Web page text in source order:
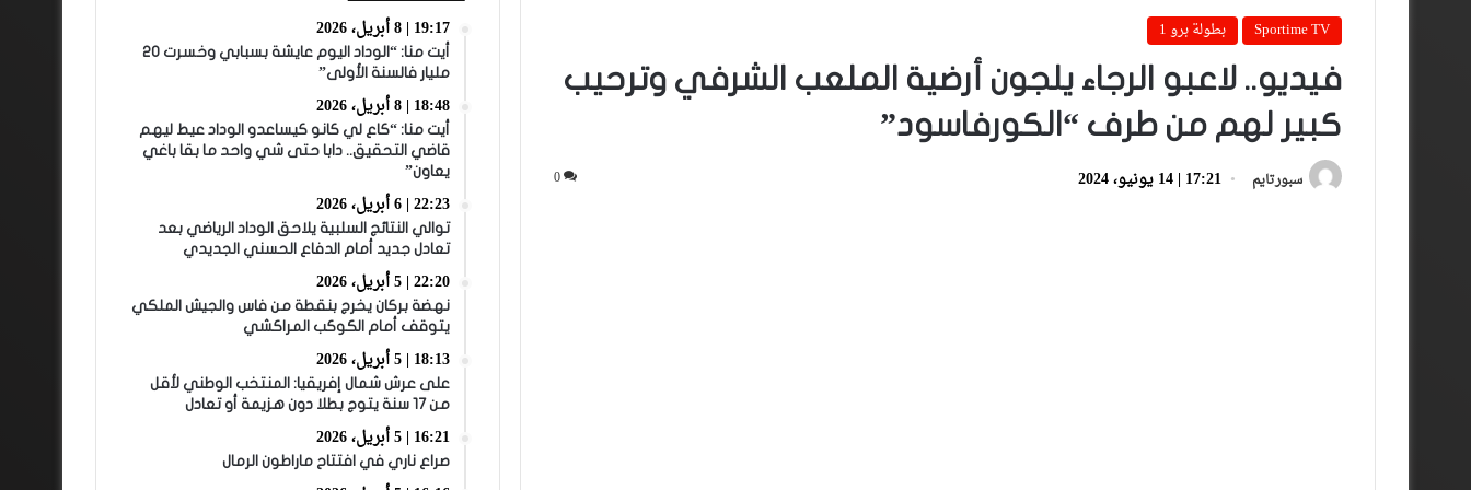
Sportime TV
بطولة برو 1
فيديو.. لاعبو الرجاء يلجون أرضية الملعب الشرفي وترحيب
كبير لهم من طرف “الكورفاسود”
سبورتايم 17:21 | 14 يونيو، 2024 0
19:17 | 8 أبريل، 2026
أيت منا: “الوداد اليوم عايشة بسبابي وخسرت 20
مليار فالسنة الأولى”
18:48 | 8 أبريل، 2026
أيت منا: “كاع لي كانو كيساعدو الوداد عيط ليهم
قاضي التحقيق.. دابا حتى شي واحد ما بقا باغي
يعاون”
22:23 | 6 أبريل، 2026
توالي النتائج السلبية يلاحق الوداد الرياضي بعد
تعادل جديد أمام الدفاع الحسني الجديدي
22:20 | 5 أبريل، 2026
نهضة بركان يخرج بنقطة من فاس والجيش الملكي
يتوقف أمام الكوكب المراكشي
18:13 | 5 أبريل، 2026
على عرش شمال إفريقيا: المنتخب الوطني لأقل
من 17 سنة يتوج بطلا دون هزيمة أو تعادل
16:21 | 5 أبريل، 2026
صراع ناري في افتتاح ماراطون الرمال